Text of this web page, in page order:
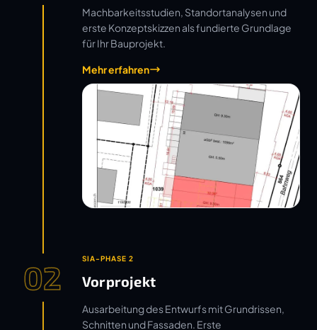
Machbarkeitsstudien, Standortanalysen und
erste Konzeptskizzen als fundierte Grundlage
für Ihr Bauprojekt.
Mehr erfahren
02 SIA-PHASE 2
Vorprojekt
Ausarbeitung des Entwurfs mit Grundrissen,
Schnitten und Fassaden. Erste